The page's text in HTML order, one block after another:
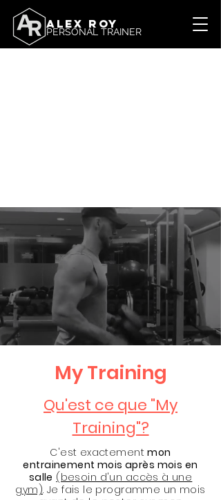
ALEX ROY
PERSONAL TRAINER
My Training
Qu'est ce que "My
Training"?
C'est exactementmon
entrainement mois après mois en
salle (besoin d'un accès à une
gym). Je fais le programme un mois